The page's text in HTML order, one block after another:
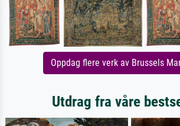
Oppdag flere verk av Brussels
Utdrag fra våre